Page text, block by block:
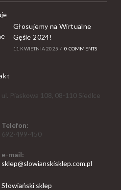
Głosujemy na Wirtualne
Gęśle 2024!
11 KWIETNIA 2025 / 0 COMMENTS
ul. Piaskowa 108, 08-110 Siedlce
Telefon:
692-499-450
e-mail:
sklep@slowianskisklep.com.pl
Słowiański sklep